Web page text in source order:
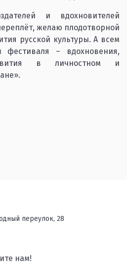
и вдохновителей
желаю плодотворной
русской культуры. А всем
фестиваля – вдохновения,
в личностном и
переулок, 28
нам!